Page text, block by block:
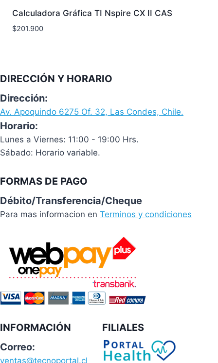
Calculadora Gráfica TI Nspire CX II CAS
$201.900
DIRECCIÓN Y HORARIO
Dirección:
Av. Apoquindo 6275 Of. 32, Las Condes, Chile.
Horario:
Lunes a Viernes: 11:00 - 19:00 Hrs.
Sábado: Horario variable.
FORMAS DE PAGO
Débito/Transferencia/Cheque
Para mas informacion en Terminos y condiciones
INFORMACIÓN
Correo:
ventas@tecnoportal.cl
FILIALES